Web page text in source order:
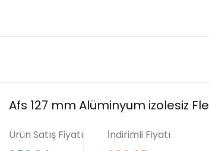
Afs 127 mm Alüminyum izolesiz
İndirimli Fiyatı
Ürün Satış Fiyatı